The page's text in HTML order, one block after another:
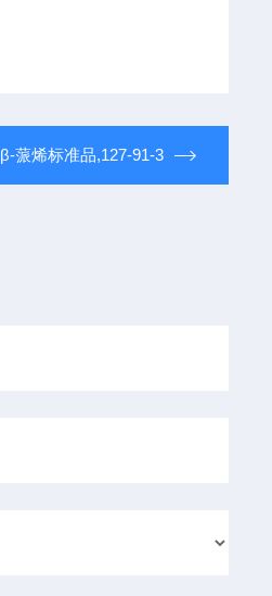
β-蒎烯标准品,127-91-3